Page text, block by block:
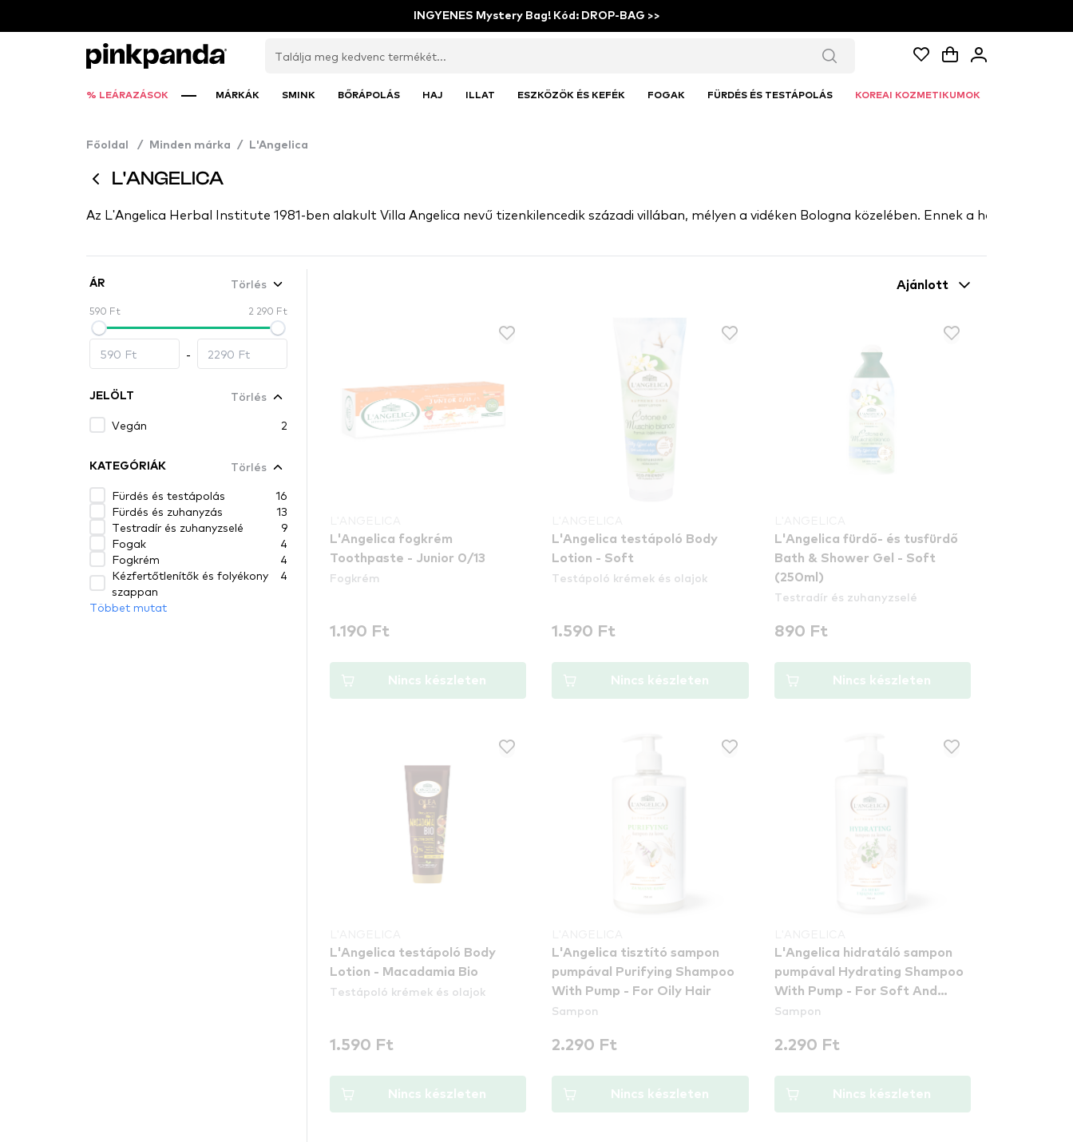
INGYENES Mystery Bag! Kód: DROP-BAG >>
% LEÁRAZÁSOK MÁRKÁK SMINK BŐRÁPOLÁS HAJ ILLAT ESZKÖZÖK ÉS KEFÉK FOGAK FÜRDÉS ÉS TESTÁPOLÁS KOREAI KOZMETIKUMOK
Főoldal / Minden márka / L'Angelica
L'ANGELICA
Az L'Angelica Herbal Institute 1981-ben alakult Villa Angelica nevű tizenkilencedik századi villában, mélyen a vidéken Bologna közelében. Ennek a helynek
ÁR Törlés
590 Ft 2 290 Ft
-
JELÖLT
Törlés
Vegán
2
KATEGÓRIÁK
Törlés
Fürdés és testápolás
16
Fürdés és zuhanyzás
13
Testradír és zuhanyzselé
9
Fogak
4
Fogkrém
4
Kézfertőtlenítők és folyékony
szappan
4
Többet mutat
Ajánlott
L'Angelica fogkrém
Toothpaste - Junior 0/13
Fogkrém
1.190 Ft
Nincs készleten
L'Angelica testápoló Body
Lotion - Soft
Testápoló krémek és olajok
1.590 Ft
Nincs készleten
L'Angelica fürdő- és tusfürdő
Bath & Shower Gel - Soft
(250ml)
Testradír és zuhanyzselé
890 Ft
Nincs készleten
L'Angelica testápoló Body
Lotion - Macadamia Bio
Testápoló krémek és olajok
1.590 Ft
Nincs készleten
L'Angelica tisztító sampon
pumpával Purifying Shampoo
With Pump - For Oily Hair
Sampon
2.290 Ft
Nincs készleten
L'Angelica hidratáló sampon
pumpával Hydrating Shampoo
With Pump - For Soft And
Shiny Hair
Sampon
2.290 Ft
Nincs készleten